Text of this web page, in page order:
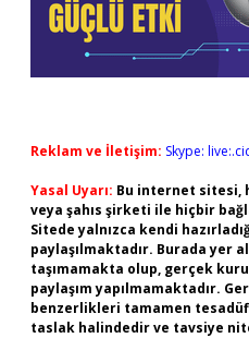
Reklam ve İletişim: Skype:
Yasal Uyarı: Bu internet sitesi,
veya şahıs şirketi ile hiçbir
Sitede yalnızca kendi
paylaşılmaktadır. Burada yer
taşımamakta olup, gerçek
paylaşım yapılmamaktadır.
benzerlikleri tamamen
taslak halindedir ve tavsiye